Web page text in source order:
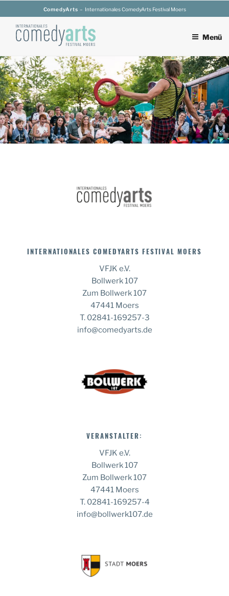
Inhalt
springen
ComedyArts – Internationales ComedyArts Festival Moers
Menü
INTERNATIONALES COMEDYARTS FESTIVAL MOERS
VFJK e.V.
Bollwerk 107
Zum Bollwerk 107
47441 Moers
T. 02841-169257-3
info@comedyarts.de
VERANSTALTER:
VFJK e.V.
Bollwerk 107
Zum Bollwerk 107
47441 Moers
T. 02841-169257-4
info@bollwerk107.de